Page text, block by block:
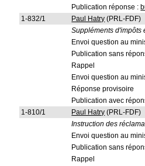
Publication réponse :
1-832/1
Paul Hatry (PRL-FDF)
Suppléments d'impôts
Envoi question au
Publication sans
Rappel
Envoi question au
Réponse provisoire
Publication avec
1-810/1
Paul Hatry (PRL-FDF)
Instruction des
Envoi question au
Publication sans
Rappel